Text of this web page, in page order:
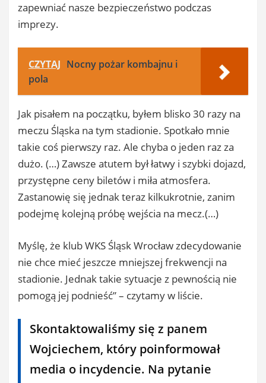
zapewniać nasze bezpieczeństwo podczas
imprezy.
CZYTAJ Nocny pożar kombajnu i
pola
Jak pisałem na początku, byłem blisko 30 razy na
meczu Śląska na tym stadionie. Spotkało mnie
takie coś pierwszy raz. Ale chyba o jeden raz za
dużo. (…) Zawsze atutem był łatwy i szybki dojazd,
przystępne ceny biletów i miła atmosfera.
Zastanowię się jednak teraz kilkukrotnie, zanim
podejmę kolejną próbę wejścia na mecz.(…)
Myślę, że klub WKS Śląsk Wrocław zdecydowanie
nie chce mieć jeszcze mniejszej frekwencji na
stadionie. Jednak takie sytuacje z pewnością nie
pomogą jej podnieść” – czytamy w liście.
Skontaktowaliśmy się z panem
Wojciechem, który poinformował
media o incydencie. Na pytanie